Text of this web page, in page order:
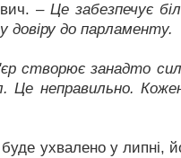
– Це забезпечує
довіру до парламенту.
створює занадто
Це неправильно.
ухвалено у липні,